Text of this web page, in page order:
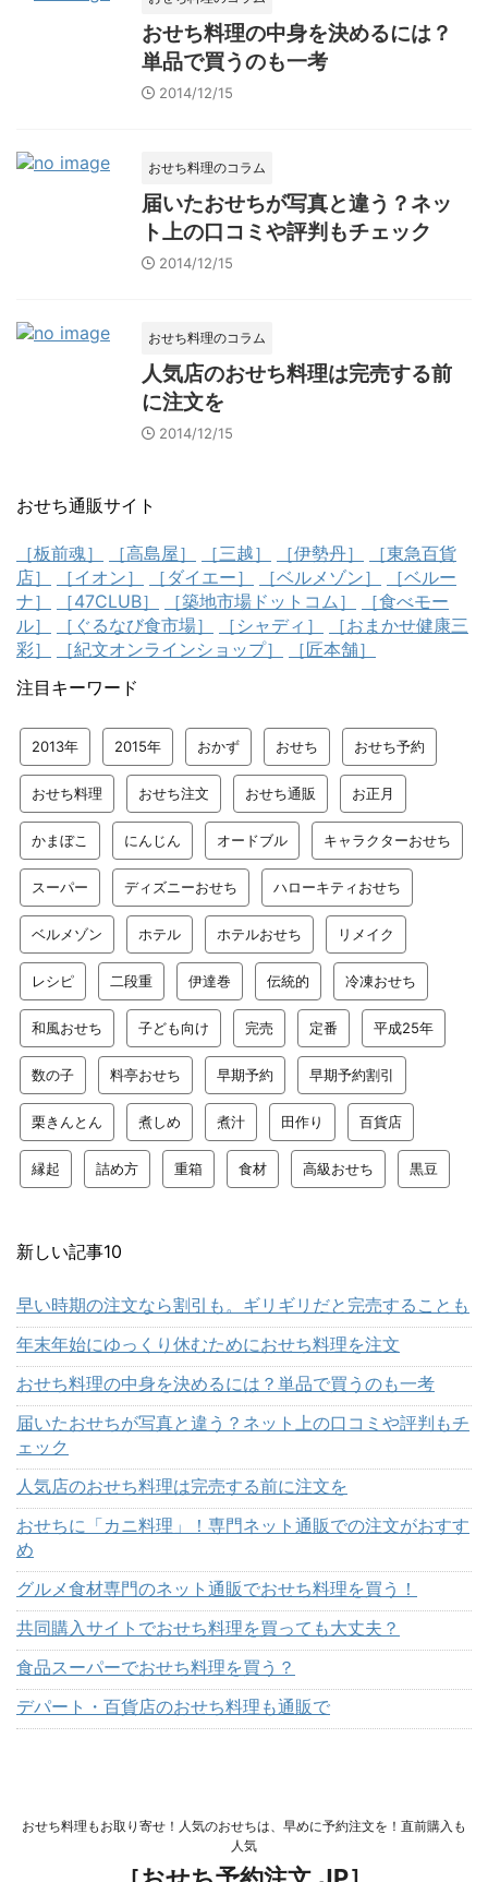
おせち料理の中身を決めるには？
単品で買うのも一考
2014/12/15
おせち料理のコラム
届いたおせちが写真と違う？ネッ
ト上の口コミや評判もチェック
2014/12/15
おせち料理のコラム
人気店のおせち料理は完売する前
に注文を
2014/12/15
おせち通販サイト
［板前魂］ ［高島屋］ ［三越］ ［伊勢丹］
［東急百貨
店］
［イオン］ ［ダイエー］ ［ベルメゾン］
［ベルー
ナ］
［47CLUB］ ［築地市場ドットコム］
［食べモー
ル］
［ぐるなび食市場］ ［シャディ］
［おまかせ健康三
彩］
［紀文オンラインショップ］
［匠本舗］
注目キーワード
2013年 2015年 おかず おせち おせち予約
おせち料理 おせち注文 おせち通販 お正月
かまぼこ にんじん オードブル キャラクターおせち
スーパー ディズニーおせち ハローキティおせち
ベルメゾン ホテル ホテルおせち リメイク
レシピ 二段重 伊達巻 伝統的 冷凍おせち
和風おせち 子ども向け 完売 定番 平成25年
数の子 料亭おせち 早期予約 早期予約割引
栗きんとん 煮しめ 煮汁 田作り 百貨店
縁起 詰め方 重箱 食材 高級おせち 黒豆
新しい記事10
早い時期の注文なら割引も。ギリギリだと完売することも
年末年始にゆっくり休むためにおせち料理を注文
おせち料理の中身を決めるには？単品で買うのも一考
届いたおせちが写真と違う？ネット上の口コミや評判もチ
ェック
人気店のおせち料理は完売する前に注文を
おせちに「カニ料理」！専門ネット通販での注文がおすす
め
グルメ食材専門のネット通販でおせち料理を買う！
共同購入サイトでおせち料理を買っても大丈夫？
食品スーパーでおせち料理を買う？
デパート・百貨店のおせち料理も通販で
おせち料理もお取り寄せ！人気のおせちは、早めに予約注文を！直前購入も
人気